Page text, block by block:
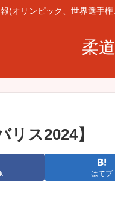
(オリンピック、世界選手
柔
ス2024】
はてブ